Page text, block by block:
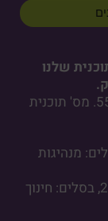
שלנו
ניתן להזמין מתקציבי גפ"ן. מס' תוכנית 5532. מס' תוכנית
מס תוכנית 29599, בסלים: מנהיגות
הפנינג חדר כושר חברתי, מס תוכנית 29002, בסלים: חינוך